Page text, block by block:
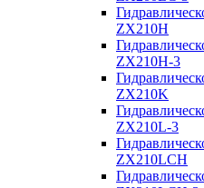
ZX210H
ZX210H-3
ZX210K
ZX210L-3
ZX210LCH